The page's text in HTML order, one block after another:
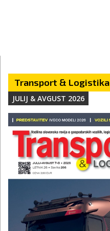
Transport & Logistika
JULIJ & AVGUST 2026